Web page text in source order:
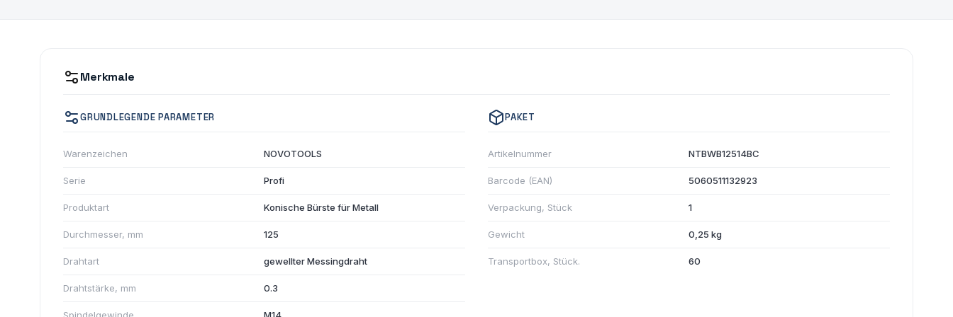
Merkmale
GRUNDLEGENDE PARAMETER
Warenzeichen NOVOTOOLS
Serie Profi
Produktart Konische Bürste für Metall
Durchmesser, mm 125
Drahtart gewellter Messingdraht
Drahtstärke, mm 0.3
PAKET
Artikelnummer NTBWB12514BC
Barcode (EAN) 5060511132923
Verpackung, Stück 1
Gewicht 0,25 kg
Transportbox, Stück. 60